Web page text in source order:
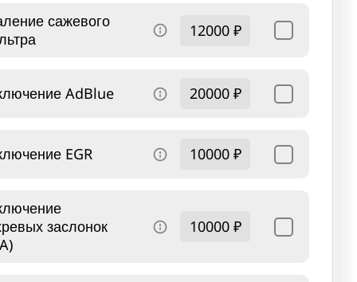
сажевого
12000 ₽
AdBlue 20000 ₽
EGR 10000 ₽
заслонок
10000 ₽